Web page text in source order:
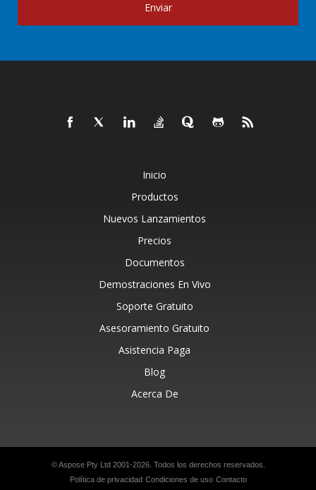
Enviar
Inicio
Productos
Nuevos Lanzamientos
Precios
Documentos
Demostraciones En Vivo
Soporte Gratuito
Asesoramiento Gratuito
Asistencia Paga
Blog
Acerca De
© Aspose Pty Ltd 2001-2026. Todos los derechos reservados.
Política de privacidad Condiciones de uso Contacto